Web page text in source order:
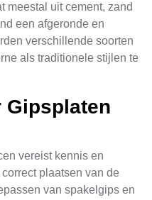
meestal uit cement, zand
een afgeronde en
verschillende soorten
als traditionele stijlen te
Gipsplaten
vereist kennis en
plaatsen van de
van spakelgips en